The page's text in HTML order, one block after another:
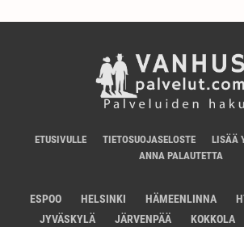
ETUSIVULLE TIETOSUOJASELOSTE
LISÄÄ
ANNA PALAUTETTA
ESPOO HELSINKI HÄMEENLINNA
JYVÄSKYLÄ
JÄRVENPÄÄ KOKKOLA